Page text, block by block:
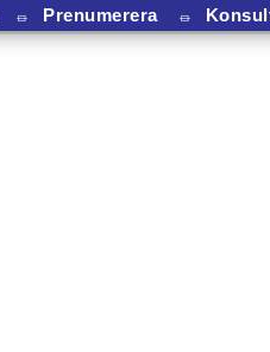
⏛ Prenumerera ⏛